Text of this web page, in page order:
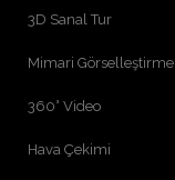
3D Sanal Tur
Mimari Görselleştirme
360° Video
Hava Çekimi